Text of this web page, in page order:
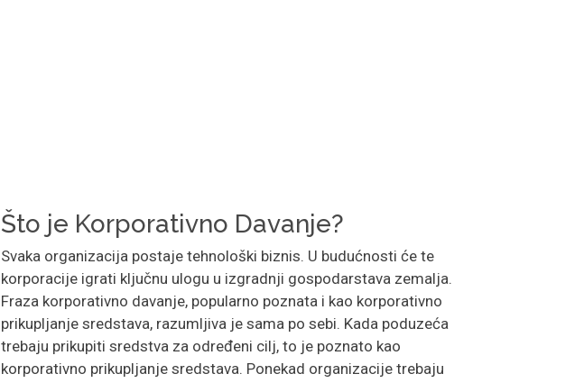
Što je Korporativno Davanje?
Svaka organizacija postaje tehnološki biznis. U budućnosti će te
korporacije igrati ključnu ulogu u izgradnji gospodarstava zemalja.
Fraza korporativno davanje, popularno poznata i kao korporativno
prikupljanje sredstava, razumljiva je sama po sebi. Kada poduzeća
trebaju prikupiti sredstva za određeni cilj, to je poznato kao
korporativno prikupljanje sredstava. Ponekad organizacije trebaju